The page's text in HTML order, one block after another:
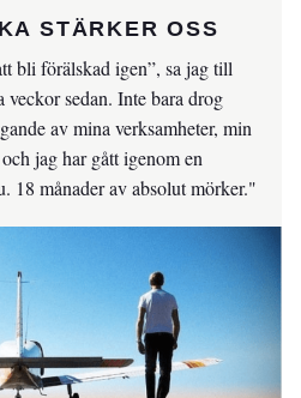
STÄRKER OSS
bli förälskad igen”, sa jag till
sedan. Inte bara drog
av mina verksamheter, min
jag har gått igenom en
18 månader av absolut mörker."